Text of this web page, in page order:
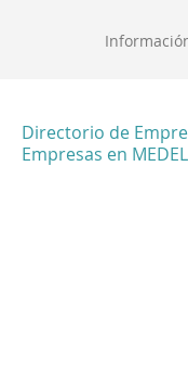
Directorio de
Empresas en